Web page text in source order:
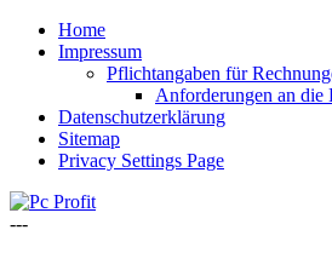
Home
Impressum
Pflichtangaben für
Anforderungen an die
Datenschutzerklärung
Sitemap
Privacy Settings Page
---